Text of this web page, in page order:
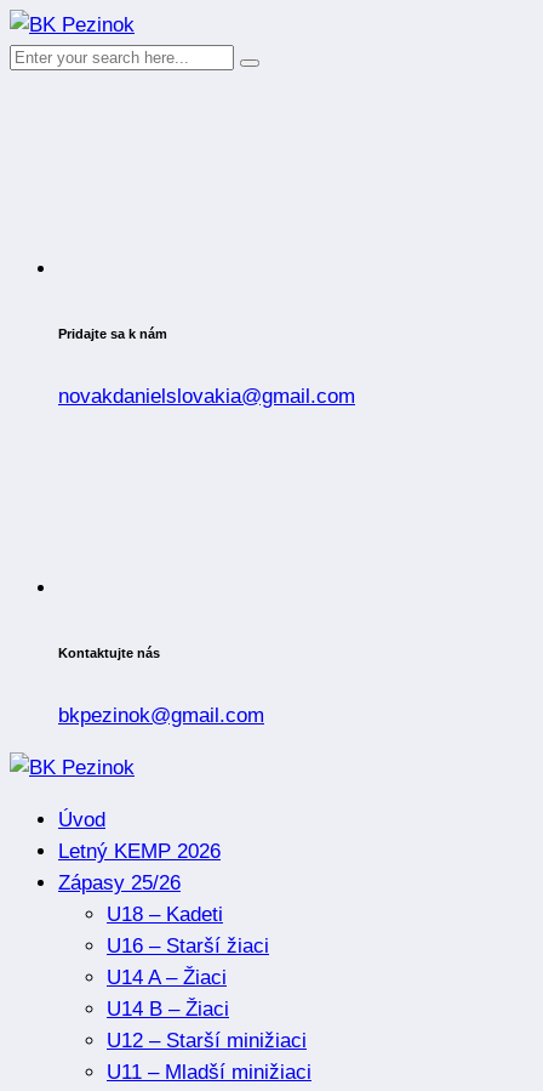
Pridajte sa k nám
novakdanielslovakia@gmail.com
Kontaktujte nás
bkpezinok@gmail.com
Úvod
Letný KEMP 2026
Zápasy 25/26
U18 – Kadeti
U16 – Starší žiaci
U14 A – Žiaci
U14 B – Žiaci
U12 – Starší minižiaci
U11 – Mladší minižiaci